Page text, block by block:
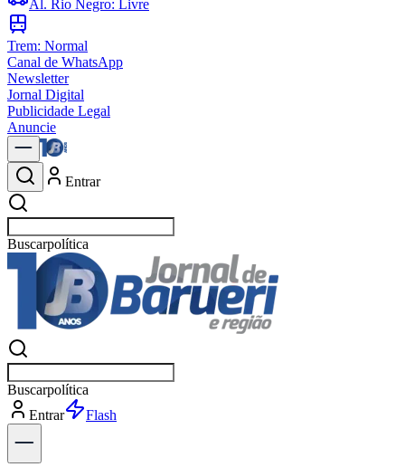
Al. Rio Negro: Livre
Trem: Normal
Canal de WhatsApp
Newsletter
Jornal Digital
Publicidade Legal
Anuncie
Entrar
Buscarnotícias em
Buscarnotícias e
Entrar
Explorar